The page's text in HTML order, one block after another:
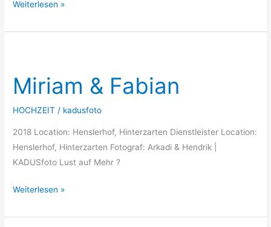
Weiterlesen »
Miriam & Fabian
HOCHZEIT / kadusfoto
2018 Location: Henslerhof, Hinterzarten Dienstleister Location:
Henslerhof, Hinterzarten Fotograf: Arkadi & Hendrik |
KADUSfoto Lust auf Mehr ?
Fabian
Weiterlesen »